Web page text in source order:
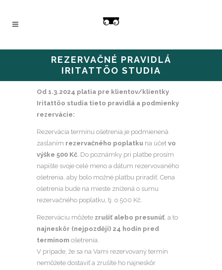
REZERVAČNÉ PRAVIDLÁ
IRITATTÖO STUDIA
Od 1.3.2024 platia pre klientov/klientky
Iritattöo studia tieto pravidlá a podmienky
rezervácie:
Rezervácia termínu ošetrenia je podmienená
zaslaním rezervačného poplatku na účet vo
výške 500 Kč. Do poznámky pri platbe prosím
napíšte svoje celé meno a dátum rezervovaného
ošetrenia, aby bolo možné platbu priradiť. Cena
ošetrenia bude na mieste znížená o sumu
rezervačného poplatku, tj. o 500 Kč.
Rezerváciu môžete zrušiť alebo presunúť, a to
najneskôr (nejpozději) 24 hodín pred
termínom ošetrenia.
V prípade, že sa na Vami rezervovaný termín
nemôžete dostaviť a zrušíte ho najneskôr